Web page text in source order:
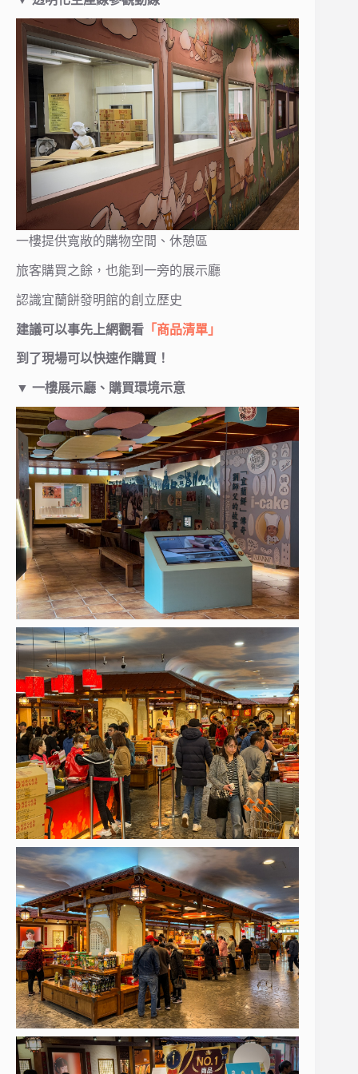
一樓提供寬敞的購物空間、休憩區
旅客購買之餘，也能到一旁的展示廳
認識宜蘭餅發明館的創立歷史
建議可以事先上網觀看 「商品清單」
到了現場可以快速作購買！
▼ 一樓展示廳、購買環境示意